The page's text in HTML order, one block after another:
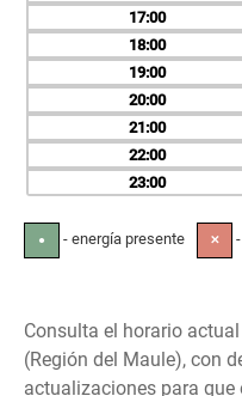
17
18
19
20
21
22
23
● - energía presente ✕
Consulta el horario
(Región del Maule), con
actualizaciones para